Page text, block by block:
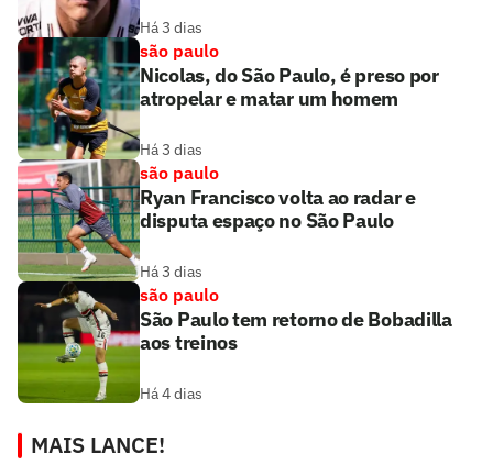
Há 3 dias
são paulo
Nicolas, do São Paulo, é preso por
atropelar e matar um homem
Há 3 dias
são paulo
Ryan Francisco volta ao radar e
disputa espaço no São Paulo
Há 3 dias
são paulo
São Paulo tem retorno de Bobadilla
aos treinos
Há 4 dias
MAIS LANCE!